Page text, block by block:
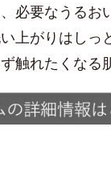
必要なうるお
上がりはしっ
触れたくなる